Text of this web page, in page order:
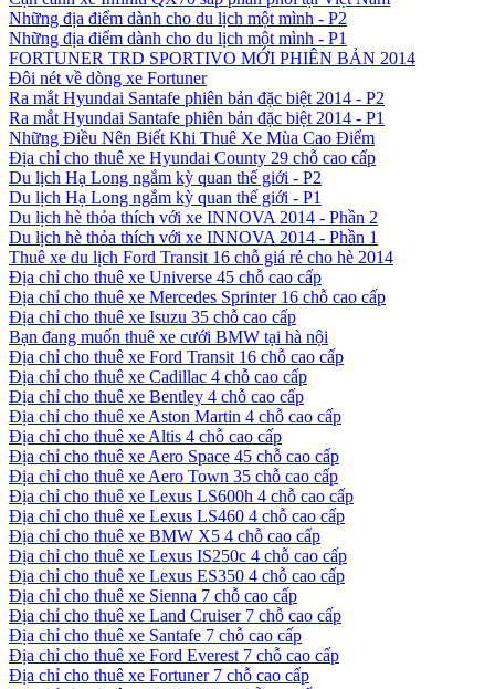
Những địa điểm dành cho du lịch một mình - P2
Những địa điểm dành cho du lịch một mình - P1
FORTUNER TRD SPORTIVO MỚI PHIÊN BẢN 2014
Đôi nét về dòng xe Fortuner
Ra mắt Hyundai Santafe phiên bản đặc biệt 2014 - P2
Ra mắt Hyundai Santafe phiên bản đặc biệt 2014 - P1
Những Điều Nên Biết Khi Thuê Xe Mùa Cao Điểm
Địa chỉ cho thuê xe Hyundai County 29 chỗ cao cấp
Du lịch Hạ Long ngắm kỳ quan thế giới - P2
Du lịch Hạ Long ngắm kỳ quan thế giới - P1
Du lịch hè thỏa thích với xe INNOVA 2014 - Phần 2
Du lịch hè thỏa thích với xe INNOVA 2014 - Phần 1
Thuê xe du lịch Ford Transit 16 chỗ giá rẻ cho hè 2014
Địa chỉ cho thuê xe Universe 45 chỗ cao cấp
Địa chỉ cho thuê xe Mercedes Sprinter 16 chỗ cao cấp
Địa chỉ cho thuê xe Isuzu 35 chỗ cao cấp
Bạn đang muốn thuê xe cưới BMW tại hà nội
Địa chỉ cho thuê xe Ford Transit 16 chỗ cao cấp
Địa chỉ cho thuê xe Cadillac 4 chỗ cao cấp
Địa chỉ cho thuê xe Bentley 4 chỗ cao cấp
Địa chỉ cho thuê xe Aston Martin 4 chỗ cao cấp
Địa chỉ cho thuê xe Altis 4 chỗ cao cấp
Địa chỉ cho thuê xe Aero Space 45 chỗ cao cấp
Địa chỉ cho thuê xe Aero Town 35 chỗ cao cấp
Địa chỉ cho thuê xe Lexus LS600h 4 chỗ cao cấp
Địa chỉ cho thuê xe Lexus LS460 4 chỗ cao cấp
Địa chỉ cho thuê xe BMW X5 4 chỗ cao cấp
Địa chỉ cho thuê xe Lexus IS250c 4 chỗ cao cấp
Địa chỉ cho thuê xe Lexus ES350 4 chỗ cao cấp
Địa chỉ cho thuê xe Sienna 7 chỗ cao cấp
Địa chỉ cho thuê xe Land Cruiser 7 chỗ cao cấp
Địa chỉ cho thuê xe Santafe 7 chỗ cao cấp
Địa chỉ cho thuê xe Ford Everest 7 chỗ cao cấp
Địa chỉ cho thuê xe Fortuner 7 chỗ cao cấp